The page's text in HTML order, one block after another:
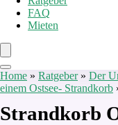
FAQ
Mieten
Home » Ratgeber» Der
einem Ostsee- Strandkorb
Strandkorb